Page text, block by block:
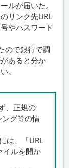
ルが届いた。
リンク先URL
やパスワード
ので銀行で調
あると分か
。
、正規の
ング等の情
は、「URL
イルを開か